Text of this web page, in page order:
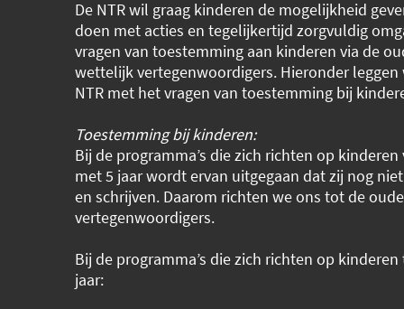
De NTR wil graag kinderen de mogelijkheid
doen met acties en tegelijkertijd zorgvuldig
vragen van toestemming aan kinderen via de
wettelijk vertegenwoordigers. Hieronder
NTR met het vragen van toestemming bij
Toestemming bij kinderen:
Bij de programma’s die zich richten op
met 5 jaar wordt ervan uitgegaan dat zij nog
en schrijven. Daarom richten we ons tot de
vertegenwoordigers.
Bij de programma’s die zich richten op kinderen
jaar: